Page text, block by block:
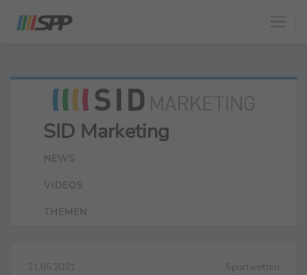
SID Marketing
NEWS
VIDEOS
THEMEN
21.05.2021 Sportwetten